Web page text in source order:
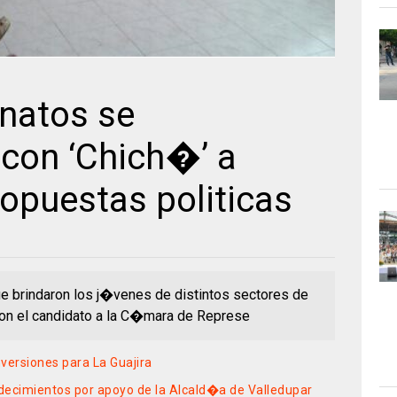
se
‘Chich�’ a
politicas
brindaron los j�venes de distintos sectores de
el candidato a la C�mara de Represe
para La Guajira
por apoyo de la Alcald�a de Valledupar